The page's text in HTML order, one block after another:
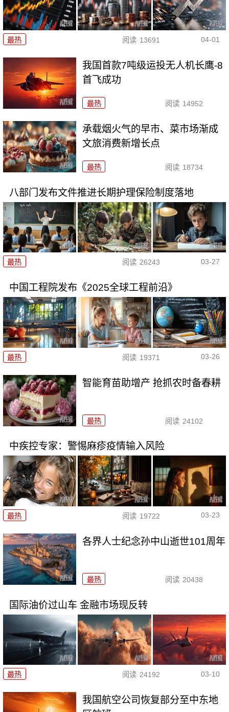
最热 阅读 13691 04-01
我国首款7吨级运投无人机长鹰-8
首飞成功
最热 阅读 14952
承载烟火气的早市、菜市场渐成
文旅消费新增长点
最热 阅读 18734
八部门发布文件推进长期护理保险制度落地
最热 阅读 26243 03-27
中国工程院发布《2025全球工程前沿》
最热 阅读 19371 03-26
智能育苗助增产 抢抓农时备春耕
最热 阅读 24102
中疾控专家：警惕麻疹疫情输入风险
最热 阅读 19722 03-23
各界人士纪念孙中山逝世101周年
最热 阅读 20438
国际油价过山车 金融市场现反转
最热 阅读 24192 03-10
我国航空公司恢复部分至中东地